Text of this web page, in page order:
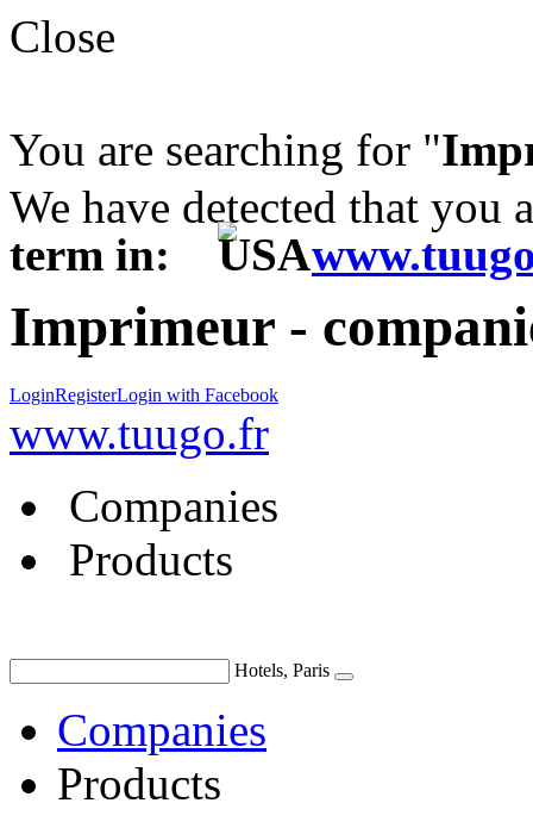
Close
You are searching for "
We have detected that you
term in:
Imprimeur -
LoginRegisterLogin with Facebook
www.tuugo.fr
Companies
Products
Hotels, Paris
Companies
Products